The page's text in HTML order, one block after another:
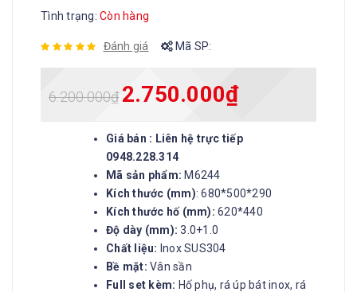
Tình trạng: Còn hàng
Đánh giá Mã SP:
6.200.000₫ 2.750.000₫
Giá bán : Liên hệ trực tiếp
0948.228.314
Mã sản phẩm: M6244
Kích thước (mm): 680*500*290
Kích thước hố (mm): 620*440
Độ dày (mm): 3.0+1.0
Chất liệu: Inox SUS304
Bề mặt: Vân sần
Full set kèm: Hố phụ, rá úp bát inox, rá